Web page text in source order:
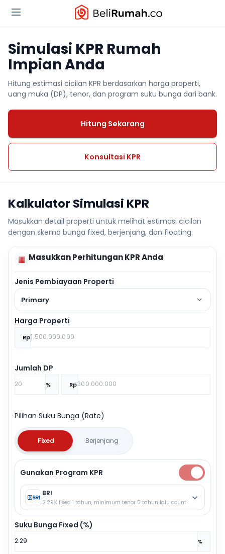
Simulasi KPR Rumah
Impian Anda
Hitung estimasi cicilan KPR berdasarkan harga properti,
uang muka (DP), tenor, dan program suku bunga dari bank.
Hitung Sekarang
Konsultasi KPR
Kalkulator Simulasi KPR
Masukkan detail properti untuk melihat estimasi cicilan
dengan skema bunga fixed, berjenjang, dan floating.
▦ Masukkan Perhitungan KPR Anda
Jenis Pembiayaan Properti
Primary
Harga Properti
Rp
Jumlah DP
% Rp
Pilihan Suku Bunga (Rate)
Fixed Berjenjang
Gunakan Program KPR
BRI
2.29% fixed 1 tahun, minimum tenor 5 tahun lalu counter rate.
Suku Bunga Fixed (%)
%